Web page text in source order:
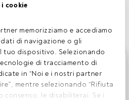
cookie
memorizziamo e accediamo
di navigazione o gli
tuo dispositivo. Selezionando
di tracciamento di
in “Noi e i nostri partner
mentre selezionando “Rifiuta
le disabiliterai. Se i
agli utenti FundsPeople. Se
il pulsante Login. Se non
a registrarti per scoprire
ha da offrire.